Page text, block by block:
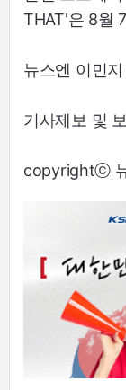
THAT'은 8월
뉴스엔 이민
기사제보 및
copyrightⓒ